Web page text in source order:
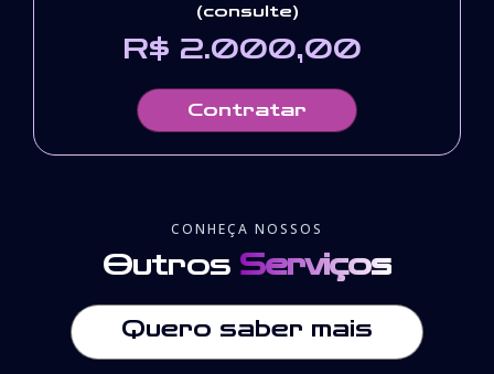
(consulte)
R$ 2.000,00
Contratar
CONHEÇA NOSSOS
Outros Serviços
Quero saber mais